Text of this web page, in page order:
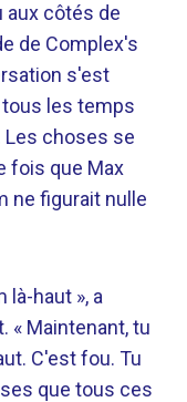
aux côtés de
de Complex's
s'est
les temps
Les choses se
fois que Max
ne figurait nulle
là-haut », a
« Maintenant, tu
C'est fou. Tu
que tous ces